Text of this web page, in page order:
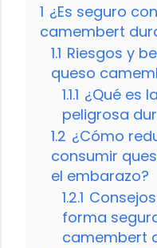
1 ¿Es seguro
camembert
1.1 Riesgos y
queso
1.1.1 ¿Qué es
peligrosa
1.2 ¿Cómo
consumir
el embarazo?
1.2.1
forma
camembert